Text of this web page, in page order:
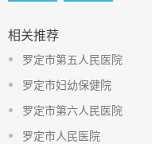
相关推荐
罗定市第五人民医院
罗定市妇幼保健院
罗定市第六人民医院
罗定市人民医院